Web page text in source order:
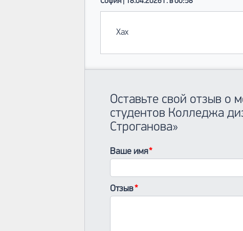
Хах
Оставьте свой отзыв о
студентов Колледжа
Строганова»
Ваше имя
Отзыв